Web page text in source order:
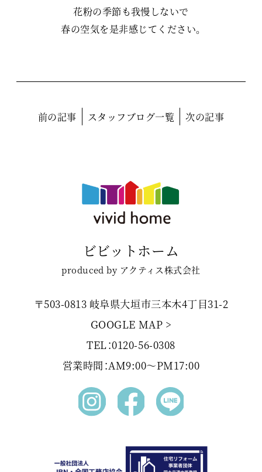
花粉の季節も我慢しないで
春の空気を是非感じてください。
前の記事 スタッフブログ一覧 次の記事
ビビットホーム
produced by アクティス株式会社
〒503-0813 岐阜県大垣市三本木4丁目31-2
GOOGLE MAP >
TEL：0120-56-0308
営業時間：AM9:00〜PM17:00